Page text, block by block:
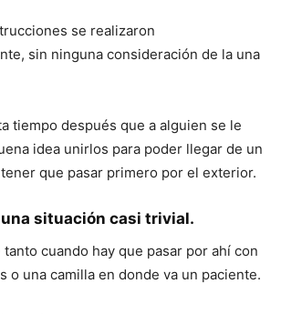
se realizaron
sin ninguna consideración de la una
tiempo después que a alguien se le
idea unirlos para poder llegar de un
que pasar primero por el exterior.
situación casi trivial.
cuando hay que pasar por ahí con
o una camilla en donde va un paciente.